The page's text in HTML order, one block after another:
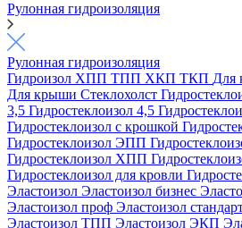
Рулонная гидроизоляция
Рулонная гидроизоляция
Гидроизол ХПП ТПП ХКП ТКП Для
Для крыши Стеклохолст
3,5 Гидростеклоизол 4,5
Гидростеклоизол с крошкой
Гидростеклоизол ЭПП
Гидростеклоизол ХПП
Гидростеклоизол для кровли
Эластоизол Эластоизол бизнес
Эластоизол проф Эластоизол
Эластоизол ТПП Эластоизол ЭКП